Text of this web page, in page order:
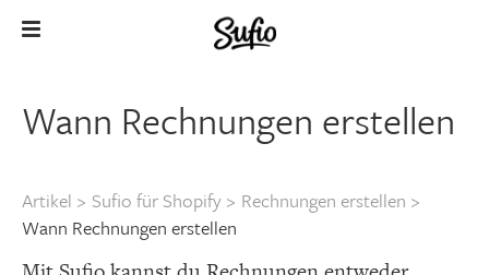
Wann Rechnungen erstellen
Artikel > Sufio für Shopify > Rechnungen erstellen >
Wann Rechnungen erstellen